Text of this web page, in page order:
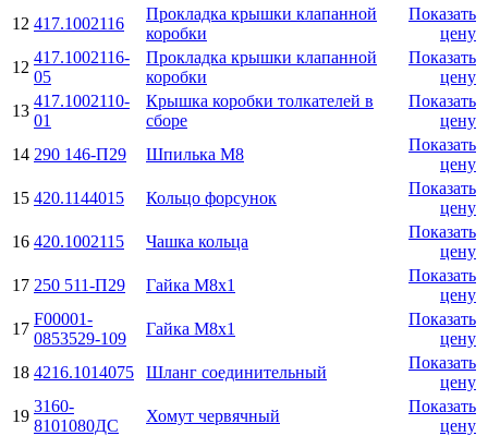
12 417.1002116
Прокладка крышки клапанной
коробки
Показать
цену
12
417.1002116-
05
Прокладка крышки клапанной
коробки
Показать
цену
13
417.1002110-
01
Крышка коробки толкателей в
сборе
Показать
цену
14 290 146-П29 Шпилька M8
Показать
цену
15 420.1144015 Кольцо форсунок
Показать
цену
16 420.1002115 Чашка кольца
Показать
цену
17 250 511-П29 Гайка М8х1
Показать
цену
17
F00001-
0853529-109
Гайка М8х1
Показать
цену
18 4216.1014075 Шланг соединительный
Показать
цену
19
3160-
8101080ДС
Хомут червячный
Показать
цену